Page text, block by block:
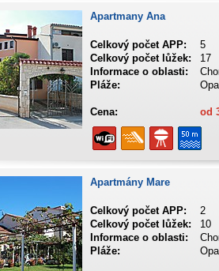
Apartmany Ana
Celkový počet APP:
5
Celkový počet lůžek:
17
Informace o oblasti:
Pláže:
Cena: od
Apartmány Mare
Celkový počet APP:
2
Celkový počet lůžek:
10
Informace o oblasti:
Pláže: